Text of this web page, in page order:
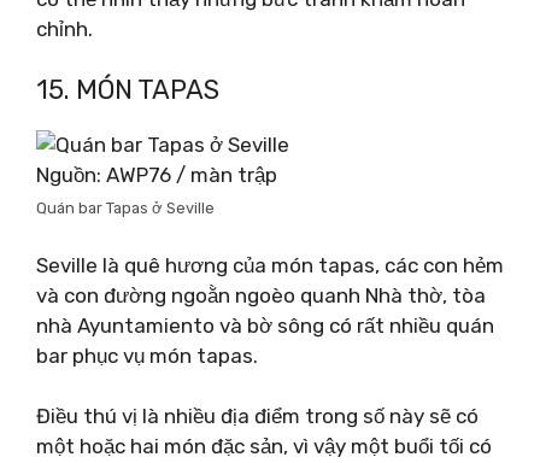
chỉnh.
15. MÓN TAPAS
Nguồn: AWP76 / màn trập
Quán bar Tapas ở Seville
Seville là quê hương của món tapas, các con hẻm
và con đường ngoằn ngoèo quanh Nhà thờ, tòa
nhà Ayuntamiento và bờ sông có rất nhiều quán
bar phục vụ món tapas.
Điều thú vị là nhiều địa điểm trong số này sẽ có
một hoặc hai món đặc sản, vì vậy một buổi tối có